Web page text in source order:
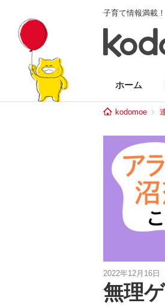
子育て情報満載
ホーム
kodomoe
2022年12月16日
無理